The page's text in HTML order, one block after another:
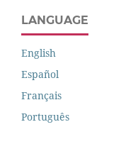
LANGUAGE
English
Español
Français
Português